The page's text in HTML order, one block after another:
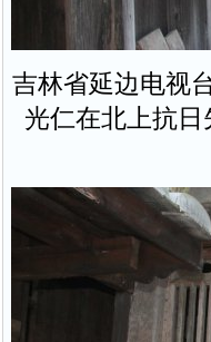
吉林省延边电视
光仁在北上抗